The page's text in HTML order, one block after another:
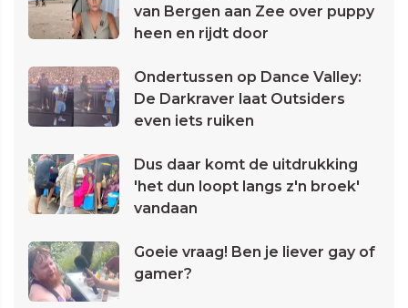
van Bergen aan Zee over puppy
heen en rijdt door
Ondertussen op Dance Valley:
De Darkraver laat Outsiders
even iets ruiken
Dus daar komt de uitdrukking
'het dun loopt langs z'n broek'
vandaan
Goeie vraag! Ben je liever gay of
gamer?